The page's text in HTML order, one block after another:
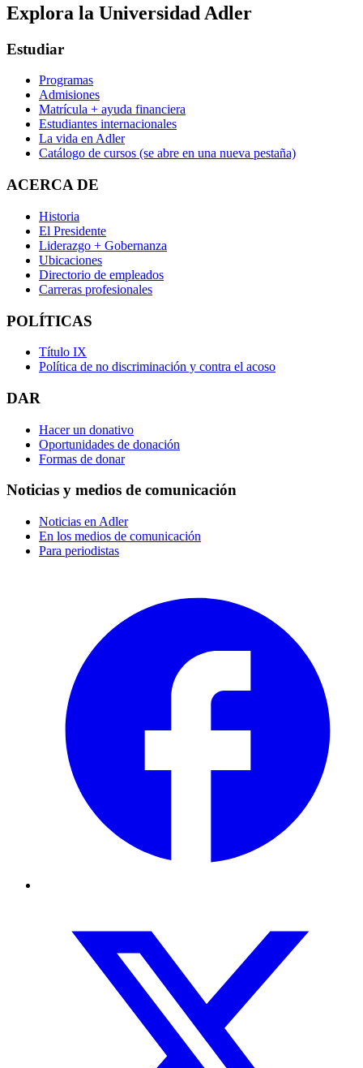
Explora la Universidad Adler
Estudiar
Programas
Admisiones
Matrícula + ayuda financiera
Estudiantes internacionales
La vida en Adler
Catálogo de cursos (se abre en una nueva pestaña)
ACERCA DE
Historia
El Presidente
Liderazgo + Gobernanza
Ubicaciones
Directorio de empleados
Carreras profesionales
POLÍTICAS
Título IX
Política de no discriminación y contra el acoso
DAR
Hacer un donativo
Oportunidades de donación
Formas de donar
Noticias y medios de comunicación
Noticias en Adler
En los medios de comunicación
Para periodistas